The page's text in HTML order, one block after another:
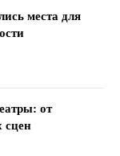
места для
от
сцен